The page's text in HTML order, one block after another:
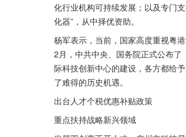
化行业机构可持续发展；以及专门
化器”，从中择优资助。
杨军表示，当前，国家高度重视粤
2月，中共中央、国务院正式公布
际科技创新中心的建设，各方都给
了难得的历史机遇。
出台人才个税优惠补贴政策
重点扶持战略新兴领域